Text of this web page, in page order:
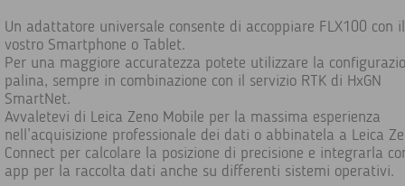
Un adattatore universale consente di accoppiare FLX100 con il
vostro Smartphone o Tablet.
Per una maggiore accuratezza potete utilizzare la
palina, sempre in combinazione con il servizio RTK di HxGN
SmartNet.
Avvaletevi di Leica Zeno Mobile per la massima esperienza
nell’acquisizione professionale dei dati o abbinatela a Leica
Connect per calcolare la posizione di precisione e integrarla
app per la raccolta dati anche su differenti sistemi operativi.